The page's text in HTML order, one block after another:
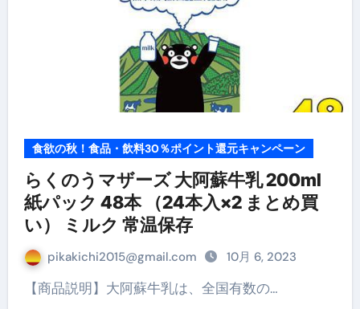
食欲の秋！食品・飲料30％ポイント還元キャンペーン
らくのうマザーズ 大阿蘇牛乳 200ml
紙パック 48本 （24本入×2 まとめ買
い） ミルク 常温保存
pikakichi2015@gmail.com 10月 6, 2023
【商品説明】大阿蘇牛乳は、全国有数の…